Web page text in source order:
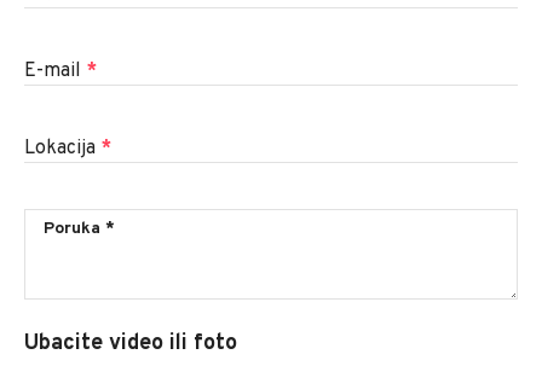
E-mail *
Lokacija *
Ubacite video ili foto